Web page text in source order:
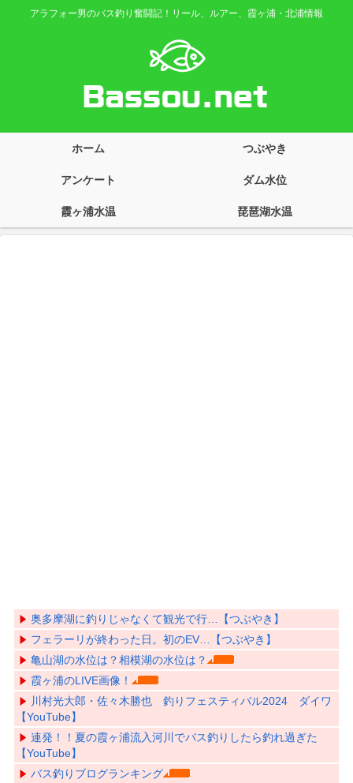
アラフォー男のバス釣り奮闘記！リール、ルアー、霞ヶ浦・北浦情報
ホーム つぶやき
アンケート ダム水位
霞ヶ浦水温 琵琶湖水温
奥多摩湖に釣りじゃなくて観光で行…【つぶやき】
フェラーリが終わった日。初のEV…【つぶやき】
亀山湖の水位は？相模湖の水位は？
霞ヶ浦のLIVE画像！
川村光大郎・佐々木勝也 釣りフェスティバル2024 ダイワ
【YouTube】
連発！！夏の霞ヶ浦流入河川でバス釣りしたら釣れ過ぎた
【YouTube】
バス釣りブログランキング